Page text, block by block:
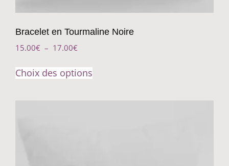
Bracelet en Tourmaline Noire
15.00€ – 17.00€
Choix des options